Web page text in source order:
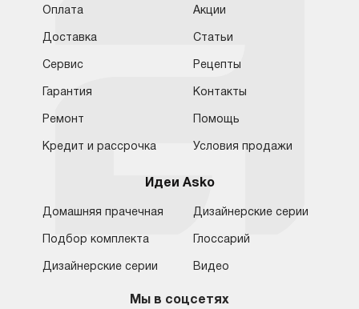
Москва
Москва
8 (800) 555-17-98 8 (495) 646-09-31
Оплата
Доставка
Сервис
Гарантия
Ремонт
Кредит и рассрочка
Акции
Статьи
Рецепты
Контакты
Помощь
Условия продажи
Идеи Asko
Домашняя прачечная
Подбор комплекта
Дизайнерские серии
Дизайнерские серии
Глоссарий
Видео
Мы в соцсетях